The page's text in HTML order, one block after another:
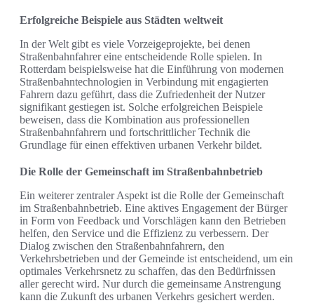
Erfolgreiche Beispiele aus Städten weltweit
In der Welt gibt es viele Vorzeigeprojekte, bei denen
Straßenbahnfahrer eine entscheidende Rolle spielen. In
Rotterdam beispielsweise hat die Einführung von modernen
Straßenbahntechnologien in Verbindung mit engagierten
Fahrern dazu geführt, dass die Zufriedenheit der Nutzer
signifikant gestiegen ist. Solche erfolgreichen Beispiele
beweisen, dass die Kombination aus professionellen
Straßenbahnfahrern und fortschrittlicher Technik die
Grundlage für einen effektiven urbanen Verkehr bildet.
Die Rolle der Gemeinschaft im Straßenbahnbetrieb
Ein weiterer zentraler Aspekt ist die Rolle der Gemeinschaft
im Straßenbahnbetrieb. Eine aktives Engagement der Bürger
in Form von Feedback und Vorschlägen kann den Betrieben
helfen, den Service und die Effizienz zu verbessern. Der
Dialog zwischen den Straßenbahnfahrern, den
Verkehrsbetrieben und der Gemeinde ist entscheidend, um ein
optimales Verkehrsnetz zu schaffen, das den Bedürfnissen
aller gerecht wird. Nur durch die gemeinsame Anstrengung
kann die Zukunft des urbanen Verkehrs gesichert werden.